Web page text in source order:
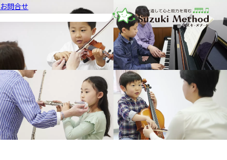
音楽教室スズキ・メソード | 公益
お問合せ